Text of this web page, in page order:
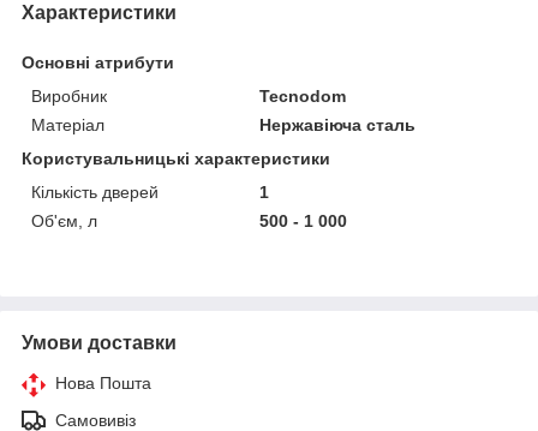
Характеристики
Основні атрибути
Виробник
Tecnodom
Матеріал
Нержавіюча сталь
Користувальницькі характеристики
Кількість дверей
1
Об'єм, л
500 - 1 000
Умови доставки
Нова Пошта
Самовивіз